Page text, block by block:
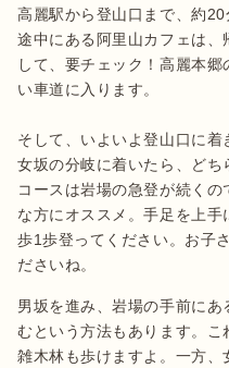
高麗駅から登山口まで、約20
途中にある阿里山カフェは、
して、要チェック！高麗本
い車道に入ります。
そして、いよいよ登山口に着
女坂の分岐に着いたら、ど
コースは岩場の急登が続く
な方にオススメ。手足を上
歩1歩登ってください。お子
男坂を進み、岩場の手前に
むという方法もあります。
雑木林も歩けますよ。一方